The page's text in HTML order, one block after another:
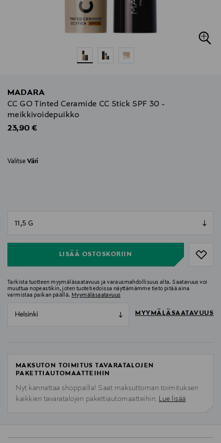
MADARA
CC GO Tinted Ceramide CC Stick SPF 30 -
meikkivoidepuikko
Original Price
23,90 €
Valitse Väri
LISÄÄ OSTOSKORIIN
Tarkista tuotteen myymäläsaatavuus ja varausmahdollisuus alta. Saatavuus voi
muuttua nopeastikin, joten tuotetiedoissa näyttämämme tieto pitää aina
varmistaa paikan päällä. Myymäläsaatavuus
Helsinki MYYMÄLÄSAATAVUUS
MAKSUTON TOIMITUS TAVARATALOJEN
PAKETTIAUTOMAATTEIHIN
Nyt kannattaa shoppailla! Saat maksuttoman toimituksen
kaikkien tavaratalojen pakettiautomaatteihin. Lue lisää